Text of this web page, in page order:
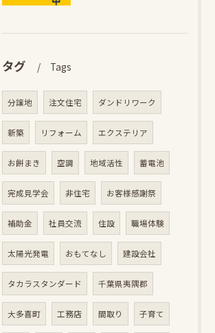
タグ Tags
分譲地 注文住宅 ダンドリワーク
新築 リフォーム エクステリア
お餅まき 空調 地域活性 蓄電池
完成見学会 非住宅 お客様感謝祭
補助金 社員交流 住設 職場体験
太陽光発電 おもてなし 建設会社
タカラスタンダード 千葉県夷隅郡
大多喜町 工務店 間取り 子育て